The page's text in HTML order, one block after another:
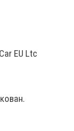
EU Ltc